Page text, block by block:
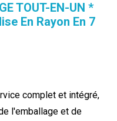
TOUT-EN-UN *
En Rayon En 7
complet et intégré,
l'emballage et de